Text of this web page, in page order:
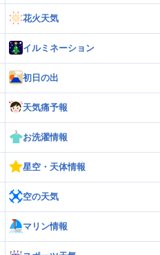
花火天気
イルミネーション
初日の出
天気痛予報
お洗濯情報
星空・天体情報
空の天気
マリン情報